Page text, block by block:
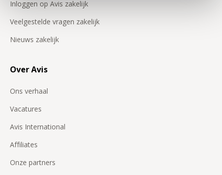
Inloggen op Avis zakelijk
Veelgestelde vragen zakelijk
Nieuws zakelijk
Over Avis
Ons verhaal
Vacatures
Avis International
Affiliates
Onze partners